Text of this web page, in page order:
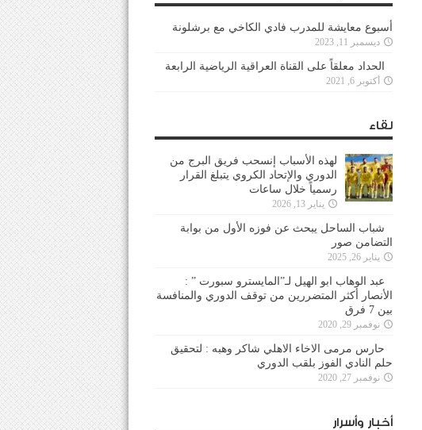
أسبوع معايشة للمدرب فادي الكاخي مع برشلونة
ديسمبر 11, 2023
الحداد معلقاً على القناة العراقية الرياضية الرابعة
أكتوبر 6, 2021
لقاء
لهذه الأسباب إنسحب فريق البرج من
الدوري والإتحاد الكروي يتبلغ القرار
رسمياً خلال ساعات
يناير 13, 2026
شباب الساحل يبحث عن فوزه الأول من بوابة
التضامن صور
يناير 26, 2025
عبد الوهاب ابو الهيل لـ”المايسترو سبورت ” :
الأنصار أكثر المتضررين من توقف الدوري والمنافسة
بين 7 فرق
نوفمبر 29, 2020
حارس مرمى الاخاء الاهلي شاكر وهبه : لتحقيق
حلم النادي الفوز بلقب الدوري
نوفمبر 27, 2020
أخبار وأسرار